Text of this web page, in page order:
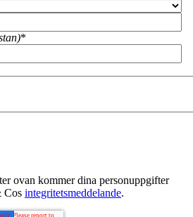
*
ovan kommer dina personuppgifter
Cos integritetsmeddelande.